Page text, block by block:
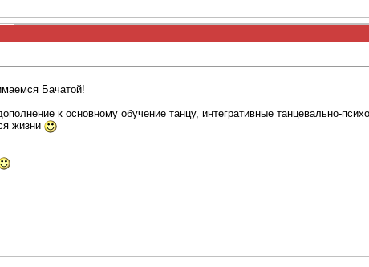
Бачатой!
к основному обучение танцу, интегративные танцевально-
жизни